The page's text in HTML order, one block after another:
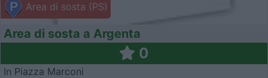
Area di sosta (PS)
Area di sosta a Argenta
0
In Piazza Marconi